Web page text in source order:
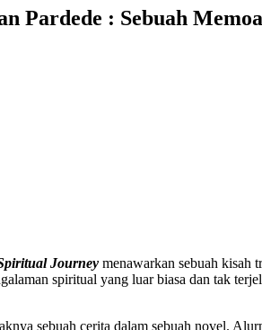
Pardede : Sebuah
Journey menawarkan sebuah kisah
spiritual yang luar biasa dan tak
sebuah cerita dalam sebuah novel.